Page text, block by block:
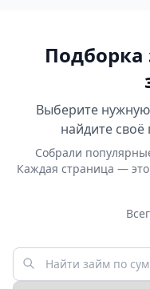
Выберите
найдите
Собрали
Каждая страница —